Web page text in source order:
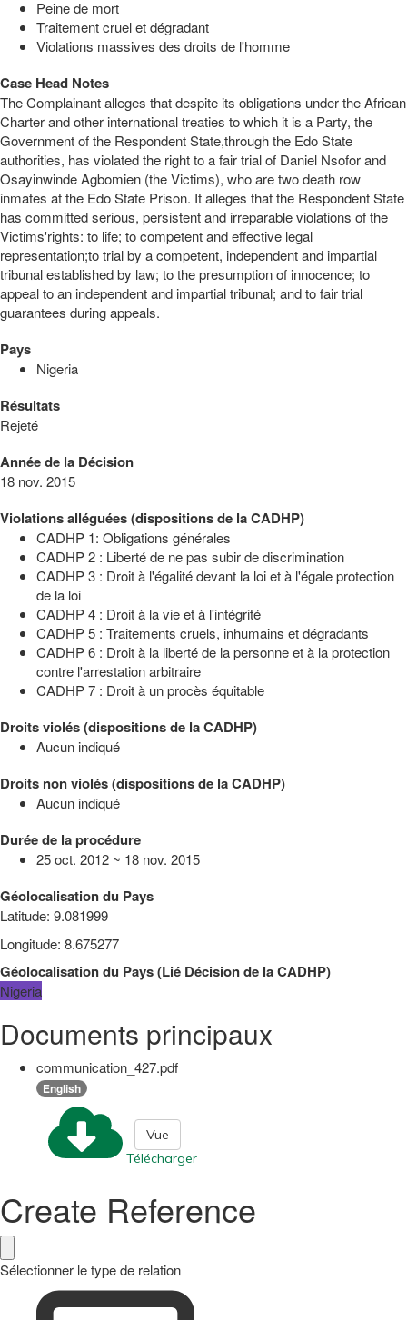
Peine de mort
Traitement cruel et dégradant
Violations massives des droits de l'homme
Case Head Notes
The Complainant alleges that despite its obligations under the African
Charter and other international treaties to which it is a Party, the
Government of the Respondent State,through the Edo State
authorities, has violated the right to a fair trial of Daniel Nsofor and
Osayinwinde Agbomien (the Victims), who are two death row
inmates at the Edo State Prison. It alleges that the Respondent State
has committed serious, persistent and irreparable violations of the
Victims'rights: to life; to competent and effective legal
representation;to trial by a competent, independent and impartial
tribunal established by law; to the presumption of innocence; to
appeal to an independent and impartial tribunal; and to fair trial
guarantees during appeals.
Pays
Nigeria
Résultats
Rejeté
Année de la Décision
18 nov. 2015
Violations alléguées (dispositions de la CADHP)
CADHP 1: Obligations générales
CADHP 2 : Liberté de ne pas subir de discrimination
CADHP 3 : Droit à l'égalité devant la loi et à l'égale protection
de la loi
CADHP 4 : Droit à la vie et à l'intégrité
CADHP 5 : Traitements cruels, inhumains et dégradants
CADHP 6 : Droit à la liberté de la personne et à la protection
contre l'arrestation arbitraire
CADHP 7 : Droit à un procès équitable
Droits violés (dispositions de la CADHP)
Aucun indiqué
Droits non violés (dispositions de la CADHP)
Aucun indiqué
Durée de la procédure
25 oct. 2012 ~ 18 nov. 2015
Géolocalisation du Pays
Latitude: 9.081999
Longitude: 8.675277
Géolocalisation du Pays(Lié Décision de la CADHP)
Nigeria
Documents principaux
communication_427.pdf
English
Télécharger
Vue
Create Reference
Sélectionner le type de relation